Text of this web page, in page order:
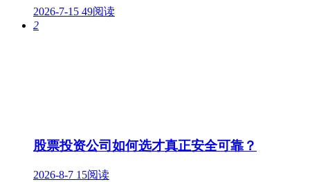
2026-7-15 49阅读
2
股票投资公司如何选才真正安全可靠？
2026-8-7 15阅读